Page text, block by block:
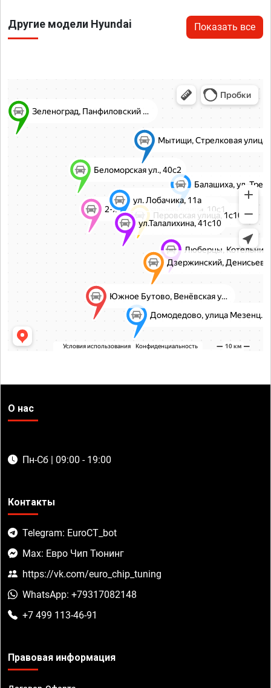
Другие модели Hyundai Показать все
О нас
Пн-Сб | 09:00 - 19:00
Контакты
Telegram: EuroCT_bot
Max: Евро Чип Тюнинг
https://vk.com/euro_chip_tuning
WhatsApp: +79317082148
+7 499 113-46-91
Правовая информация